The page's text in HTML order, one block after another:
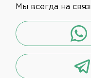
Мы всегда на